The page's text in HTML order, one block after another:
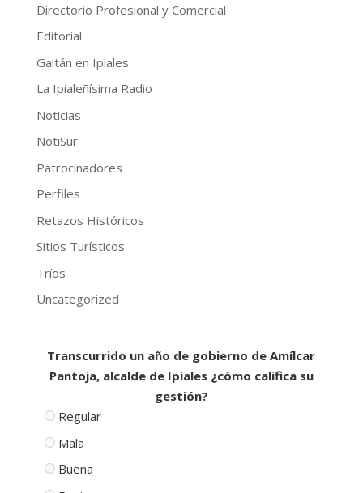
Directorio Profesional y Comercial
Editorial
Gaitán en Ipiales
La Ipialeñísima Radio
Noticias
NotiSur
Patrocinadores
Perfiles
Retazos Históricos
Sitios Turísticos
Tríos
Uncategorized
Transcurrido un año de gobierno de Amílcar
Pantoja, alcalde de Ipiales ¿cómo califica su
gestión?
Regular
Mala
Buena